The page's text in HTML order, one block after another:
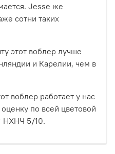
Jesse же
сотни таких
этот воблер лучше
и Карелии, чем в
воблер работает у нас
по всей цветовой
НХНЧ 5/10.